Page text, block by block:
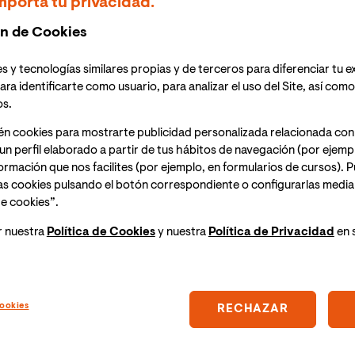
un total de 60 becas del 100% para Grado y
y ganas de crecer de los postulantes.
Ecuador, Colombia, Perú y Chile y la fecha
postulantes.
con más de 3.000 postulantes
que se puede postular,
. El plazo para las postulaciones se abre el 5 de
de Cookies
y tecnologías similares propias y de terceros para diferenciar tu
identificarte como usuario, para analizar el uso del Site, así
cookies para mostrarte publicidad personalizada relacionada
perfil elaborado a partir de tus hábitos de navegación (por
que nos facilites (por ejemplo, en formularios de cursos).
cookies pulsando el botón correspondiente o configurarlas
cookies”.
nuestra Política de Cookiesy nuestra Política de Privacidad en
RECHAZAR